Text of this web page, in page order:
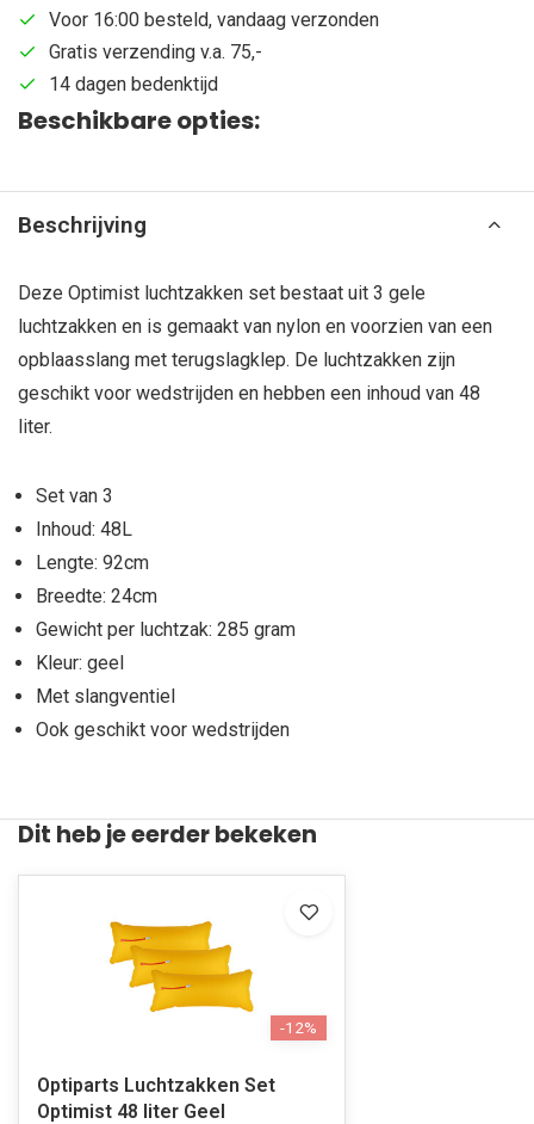
Voor 16:00 besteld, vandaag verzonden
Gratis verzending v.a. 75,-
14 dagen bedenktijd
Beschikbare opties:
Beschrijving
Deze Optimist luchtzakken set bestaat uit 3 gele
luchtzakken en is gemaakt van nylon en voorzien van een
opblaasslang met terugslagklep. De luchtzakken zijn
geschikt voor wedstrijden en hebben een inhoud van 48
liter.
Set van 3
Inhoud: 48L
Lengte: 92cm
Breedte: 24cm
Gewicht per luchtzak: 285 gram
Kleur: geel
Met slangventiel
Ook geschikt voor wedstrijden
Dit heb je eerder bekeken
-12%
Optiparts Luchtzakken Set
Optimist 48 liter Geel